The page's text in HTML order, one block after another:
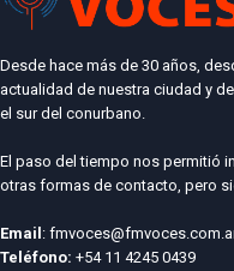
Desde hace más de 30 años,
actualidad de nuestra ciudad y
el sur del conurbano.
El paso del tiempo nos permitió
otras formas de contacto, pero
Email:
Teléfono: +54 11 4245 0439